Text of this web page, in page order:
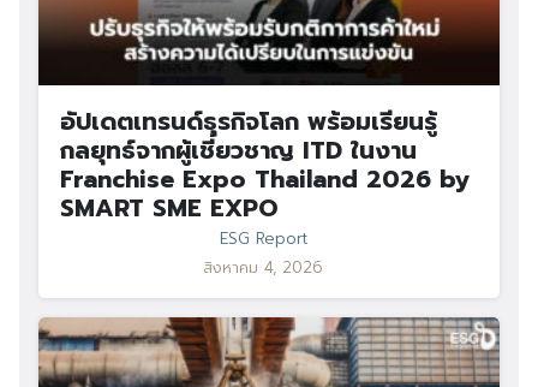
อัปเดตเทรนด์ธุรกิจโลก พร้อมเรียนรู้
กลยุทธ์จากผู้เชี่ยวชาญ ITD ในงาน
Franchise Expo Thailand 2026 by
SMART SME EXPO
ESG Report
สิงหาคม 4, 2026